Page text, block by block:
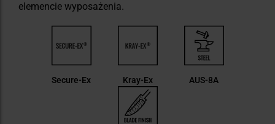
elemencie wyposażenia.
Secure-Ex Kray-Ex AUS-8A